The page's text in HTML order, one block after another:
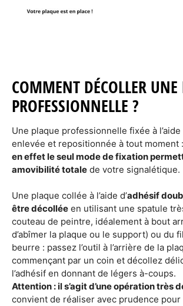
COMMENT DÉCOLLER UNE
PROFESSIONNELLE ?
Une plaque professionnelle fixée à
enlevée et repositionnée à tout moment :
en effet le seul mode de fixation
amovibilité totale de votre signalétique.
Une plaque collée à l’aide d’adhésif
être décollée en utilisant une spatule
couteau de peintre, idéalement à bout
d’abîmer la plaque ou le support) ou du
beurre : passez l’outil à l’arrière de la
commençant par un coin et décollez
l’adhésif en donnant de légers à-coups.
Attention : il s’agit d’une opération très
convient de réaliser avec prudence